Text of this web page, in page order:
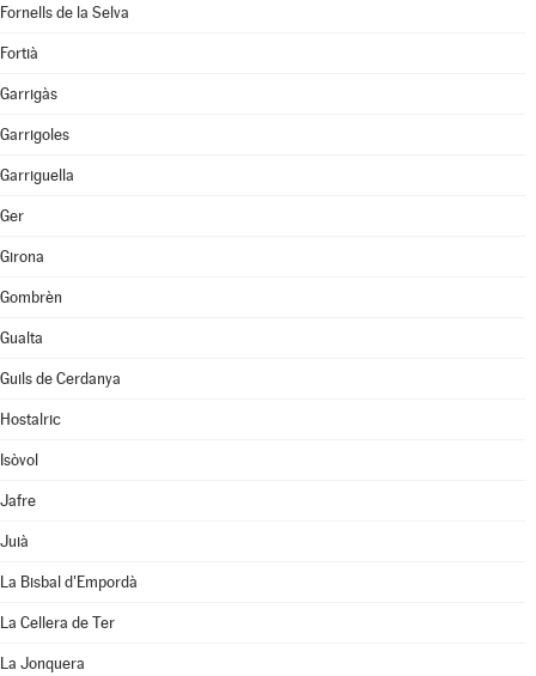
Fornells de la Selva
Fortià
Garrigàs
Garrigoles
Garriguella
Ger
Girona
Gombrèn
Gualta
Guils de Cerdanya
Hostalric
Isòvol
Jafre
Juià
La Bisbal d'Empordà
La Cellera de Ter
La Jonquera